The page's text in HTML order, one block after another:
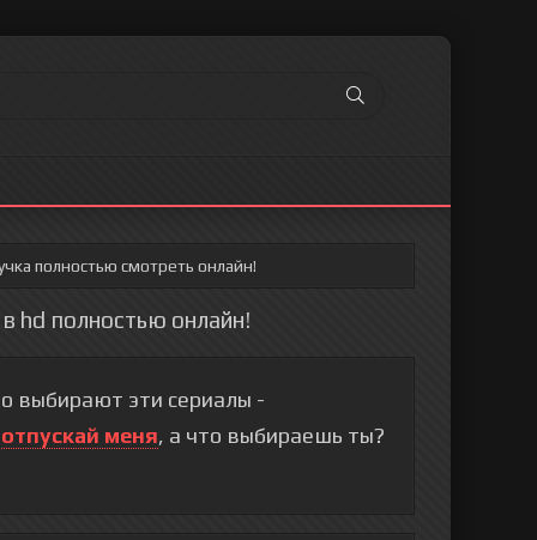
полностью смотреть онлайн!
hd полностью онлайн!
выбирают эти сериалы -
меня, а что выбираешь ты?